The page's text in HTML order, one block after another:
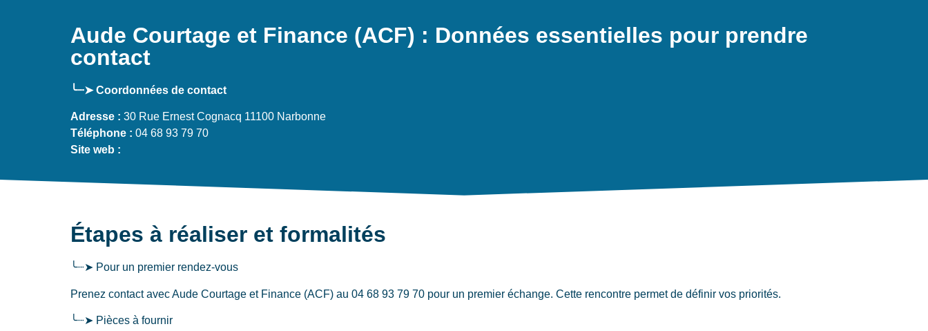
Aude Courtage et Finance (ACF) : Données essentielles pour prendre
contact
╰┈➤ Coordonnées de contact
Adresse : 30 Rue Ernest Cognacq 11100 Narbonne
Téléphone : 04 68 93 79 70
Site web :
Étapes à réaliser et formalités
╰┈➤ Pour un premier rendez-vous
Prenez contact avec Aude Courtage et Finance (ACF) au 04 68 93 79 70 pour un premier échange. Cette rencontre permet de définir vos priorités.
╰┈➤ Pièces à fournir